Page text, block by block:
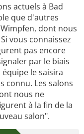
actuels à Bad
que d'autres
dont nous
vous connaissez
pas encore
par le biais
le saisira
connu. Les salons
nous ne
à la fin de la
salon".